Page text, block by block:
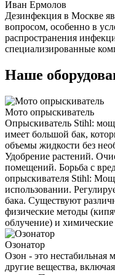
Иван Ермолов
Дезинфекция в Москве
вопросом, особенно в
распространения
специализированные
Наше
Мото опрыскиватель
Опрыскиватель Stihl:
имеет большой бак,
объемы жидкости без
Удобрение растений.
помещений. Борьба с
опрыскивателя Stihl:
использовании.
бака. Существуют
физические методы
облучение) и химические
Озонатор
Озон - это нестабильная
другие вещества,